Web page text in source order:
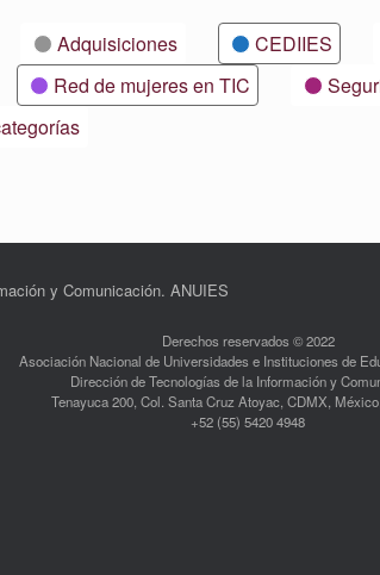
Adquisiciones CEDIIES
Red de mujeres en TIC
y Comunicación. ANUIES
Derechos reservados © 2022
Asociación Nacional de Universidades e Instituciones de
Dirección de Tecnologías de la Información y
Tenayuca 200, Col. Santa Cruz Atoyac, CDMX,
+52 (55) 5420 4948